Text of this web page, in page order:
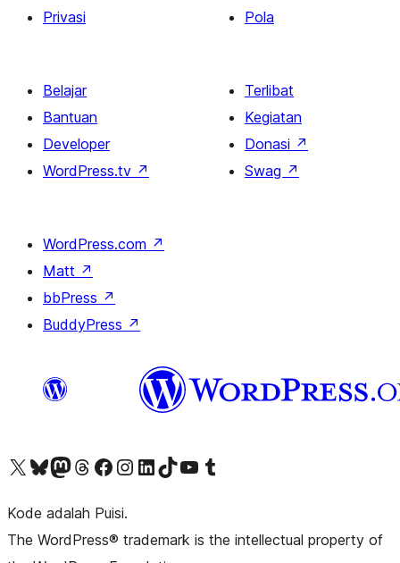
Privasi
Pola
Belajar
Bantuan
Developer
WordPress.tv ↗
Terlibat
Kegiatan
Donasi ↗
Swag ↗
WordPress.com ↗
Matt ↗
bbPress ↗
BuddyPress ↗
Kunjungi akun X (sebelumnya Twitter) kamiVisit our Bluesky account
Kunjungi akun Mastodon kami
Visit our Threads account
Kunjungi halaman Facebook kamiKunjungi akun Instagram kamiKunjungi akun LinkedIn kami
Visit our TikTok account
Kunjungi channel YouTube kamiVisit our Tumblr account
Kode adalah Puisi.
The WordPress® trademark is the intellectual property of